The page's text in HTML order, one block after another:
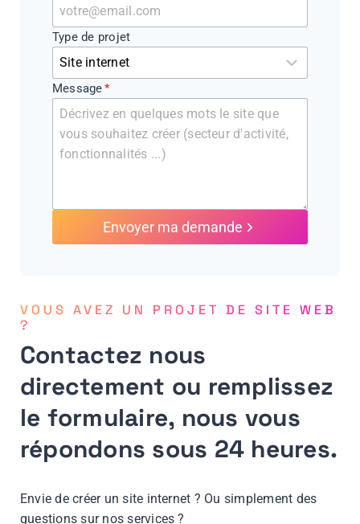
Type de projet
Message*
Envoyer ma demande
VOUS AVEZ UN PROJET DE SITE WEB
?
Contactez nous
directement ou remplissez
le formulaire, nous vous
répondons sous 24 heures.
Envie de créer un site internet ? Ou simplement des
questions sur nos services ?